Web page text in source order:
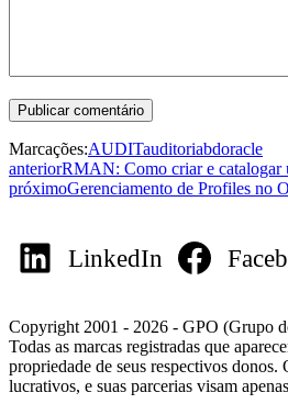
Marcações:AUDITauditoriabdoracle
anteriorRMAN: Como criar e catalogar
próximoGerenciamento de Profiles no
LinkedIn
Copyright 2001 - 2026 - GPO (Grupo
Todas as marcas registradas que
propriedade de seus respectivos
lucrativos, e suas parcerias visam